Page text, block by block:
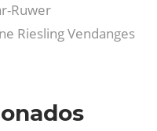
Ruwer
Riesling Vendanges